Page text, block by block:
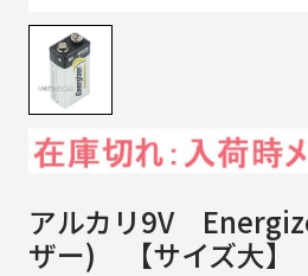
アルカリ9V
ザー) 【サイズ大